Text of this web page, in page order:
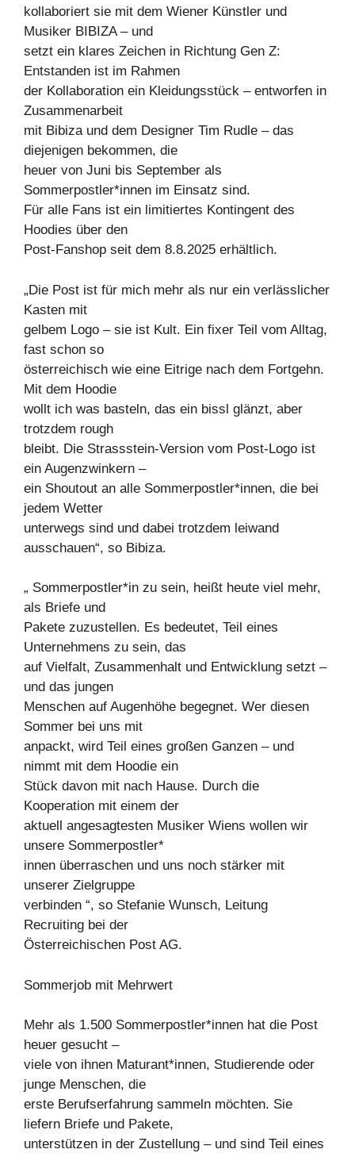
kollaboriert sie mit dem Wiener Künstler und
Musiker BIBIZA – und
setzt ein klares Zeichen in Richtung Gen Z:
Entstanden ist im Rahmen
der Kollaboration ein Kleidungsstück – entworfen in
Zusammenarbeit
mit Bibiza und dem Designer Tim Rudle – das
diejenigen bekommen, die
heuer von Juni bis September als
Sommerpostler*innen im Einsatz sind.
Für alle Fans ist ein limitiertes Kontingent des
Hoodies über den
Post-Fanshop seit dem 8.8.2025 erhältlich.
„Die Post ist für mich mehr als nur ein verlässlicher
Kasten mit
gelbem Logo – sie ist Kult. Ein fixer Teil vom Alltag,
fast schon so
österreichisch wie eine Eitrige nach dem Fortgehn.
Mit dem Hoodie
wollt ich was basteln, das ein bissl glänzt, aber
trotzdem rough
bleibt. Die Strassstein-Version vom Post-Logo ist
ein Augenzwinkern –
ein Shoutout an alle Sommerpostler*innen, die bei
jedem Wetter
unterwegs sind und dabei trotzdem leiwand
ausschauen“, so Bibiza.
„ Sommerpostler*in zu sein, heißt heute viel mehr,
als Briefe und
Pakete zuzustellen. Es bedeutet, Teil eines
Unternehmens zu sein, das
auf Vielfalt, Zusammenhalt und Entwicklung setzt –
und das jungen
Menschen auf Augenhöhe begegnet. Wer diesen
Sommer bei uns mit
anpackt, wird Teil eines großen Ganzen – und
nimmt mit dem Hoodie ein
Stück davon mit nach Hause. Durch die
Kooperation mit einem der
aktuell angesagtesten Musiker Wiens wollen wir
unsere Sommerpostler*
innen überraschen und uns noch stärker mit
unserer Zielgruppe
verbinden “, so Stefanie Wunsch, Leitung
Recruiting bei der
Österreichischen Post AG.
Sommerjob mit Mehrwert
Mehr als 1.500 Sommerpostler*innen hat die Post
heuer gesucht –
viele von ihnen Maturant*innen, Studierende oder
junge Menschen, die
erste Berufserfahrung sammeln möchten. Sie
liefern Briefe und Pakete,
unterstützen in der Zustellung – und sind Teil eines